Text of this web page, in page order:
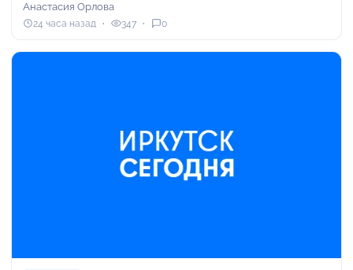
Анастасия Орлова
24 часа назад 347 0